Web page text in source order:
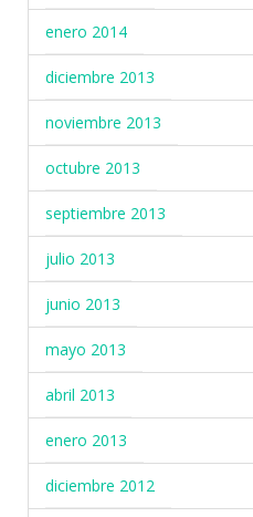
enero 2014
diciembre 2013
noviembre 2013
octubre 2013
septiembre 2013
julio 2013
junio 2013
mayo 2013
abril 2013
enero 2013
diciembre 2012